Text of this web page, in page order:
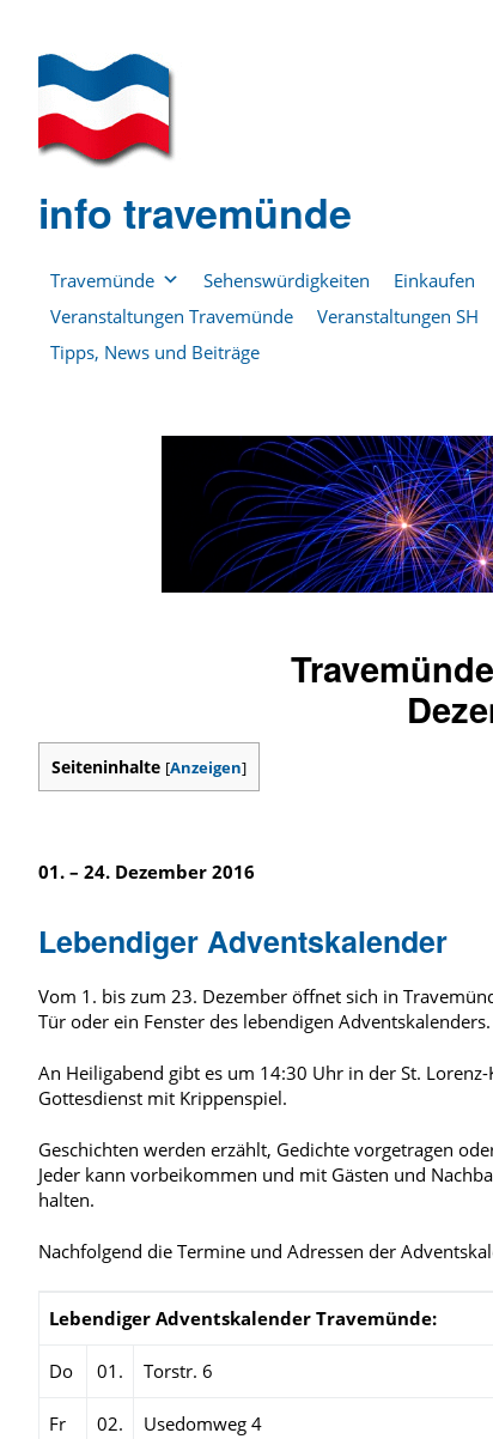
info travemünde
Travemünde Sehenswürdigkeiten Einkaufen
Veranstaltungen Travemünde
Veranstaltungen SH
Tipps, News und Beiträge
Seiteninhalte [Anzeigen]
01. – 24. Dezember 2016
Lebendiger Adventskalender
Vom 1. bis zum 23. Dezember öffnet sich in
Tür oder ein Fenster des lebendigen Adventskalenders.
An Heiligabend gibt es um 14:30 Uhr in der St. Lorenz-
Gottesdienst mit Krippenspiel.
Geschichten werden erzählt, Gedichte vorgetragen
Jeder kann vorbeikommen und mit Gästen und
halten.
Nachfolgend die Termine und Adressen der
Lebendiger Adventskalender Travemünde:
Do 01. Torstr. 6
Fr 02. Usedomweg 4